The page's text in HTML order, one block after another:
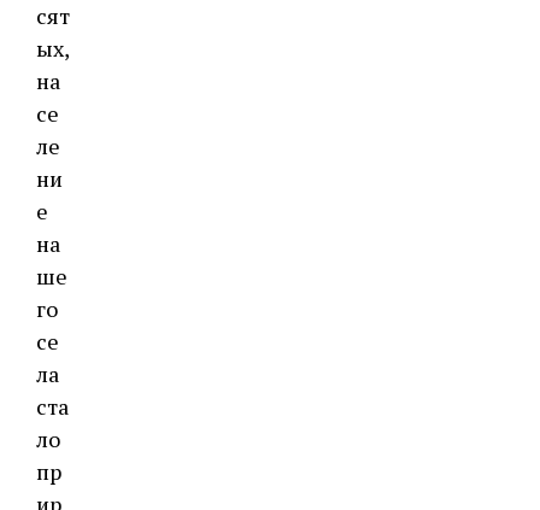
сят
ых,
на
се
ле
ни
е
на
ше
го
се
ла
ста
ло
пр
ир